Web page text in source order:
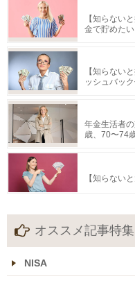
【知らない
金で貯めた
【知らない
ッシュバッ
年金生活者
歳、70〜74
【知らない
オススメ記事特集
NISA